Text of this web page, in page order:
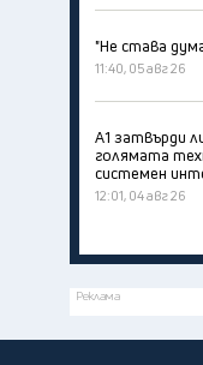
"Не става
11:40, 05 авг 26
А1 затвърди
голямата
системен
12:01, 04 авг 26
Реклама